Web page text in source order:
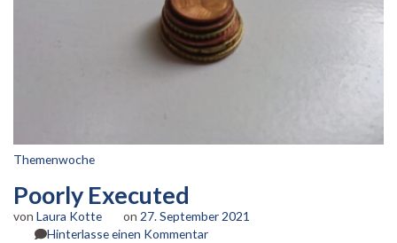
Themenwoche
Poorly Executed
von Laura Kotte on 27. September 2021
Hinterlasse einen Kommentarzu